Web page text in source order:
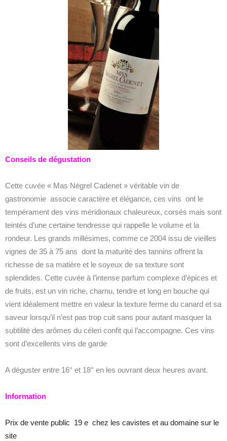
Conseils de dégustation
Cette cuvée « Mas Négrel Cadenet » véritable vin de
gastronomie associe caractère et élégance, ces vins ont le
tempérament des vins méridionaux chaleureux, corsés mais sont
teintés d’une certaine tendresse qui rappelle le volume et la
rondeur. Les grands millésimes, comme ce 2004 issu de vieilles
vignes de 35 à 75 ans dont la maturité des tannins offrent la
richesse de sa matière et le soyeux de sa texture sont
splendides. Cette cuvée à l’intense parfum complexe d’épices et
de fruits, est un vin riche, charnu, tendre et long en bouche qui
vient idéalement mettre en valeur la texture ferme du canard et sa
saveur lorsqu’il n’est pas trop cuit sans pour autant masquer la
subtilité des arômes du céleri confit qui l’accompagne. Ces vins
sont d’excellents vins de garde
A déguster entre 16° et 18° en les ouvrant deux heures avant.
Information
Prix de vente public 19 e chez les cavistes et au domaine sur le
site